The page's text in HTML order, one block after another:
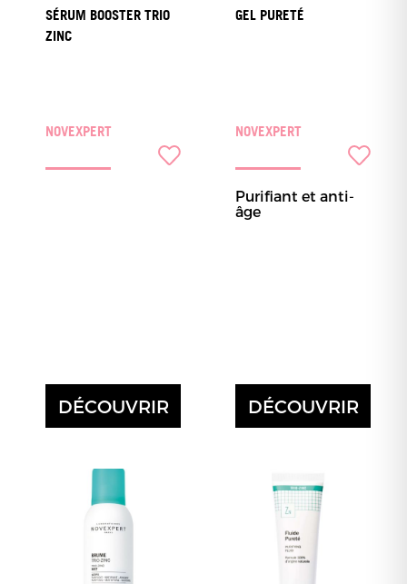
SÉRUM BOOSTER TRIO
ZINC
NOVEXPERT
DÉCOUVRIR
GEL PURETÉ
NOVEXPERT
Purifiant et anti-
âge
DÉCOUVRIR